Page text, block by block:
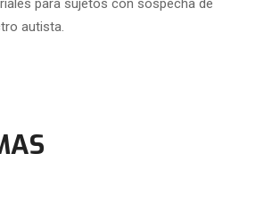
para sujetos con sospecha de
autista.